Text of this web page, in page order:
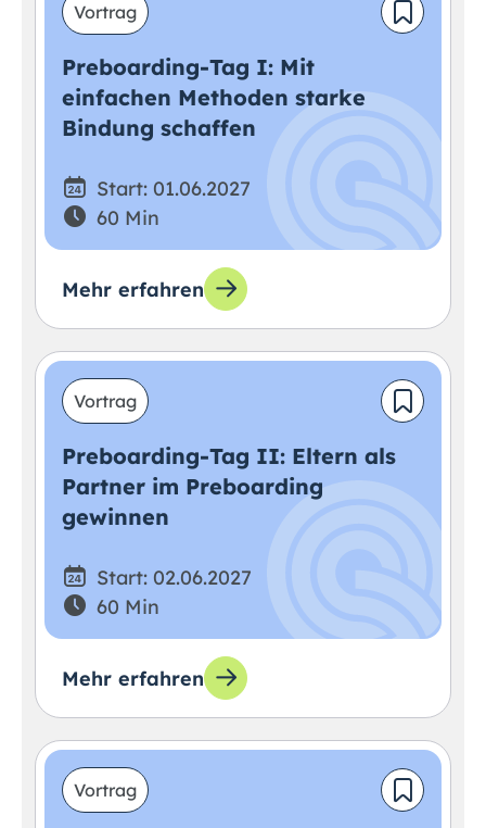
Vortrag
Preboarding-Tag I: Mit
einfachen Methoden starke
Bindung schaffen
Start: 01.06.2027
60 Min
Mehr erfahren
Vortrag
Preboarding-Tag II: Eltern als
Partner im Preboarding
gewinnen
Start: 02.06.2027
60 Min
Mehr erfahren
Vortrag